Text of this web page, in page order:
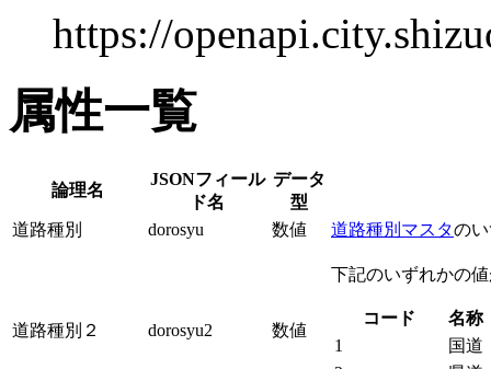
https://
属性一覧
論理名
JSONフィール
ド名
データ
型
道路種別
dorosyu 数値 道路種別マスタの
道路種別２ dorosyu2 数値
下記のいずれかの
コード
名称
1
国道